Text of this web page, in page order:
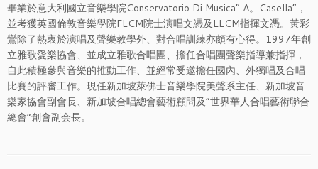
畢業於意大利國立音樂學院Conservatorio Di Musica” A。Casella”，
並考獲英國倫敦音樂學院FLCM院士演唱文憑及LLCM指揮文憑。黃彩
鸞除了熱衷於演唱及聲樂教學外、對合唱訓練亦頗有心得。1997年創
立雅歌愛樂協會、並成立雅歌合唱團、擔任合唱團聲樂指導兼指揮，
自此積極參與音樂的推動工作、並經常受邀擔任國內、外獨唱及合唱
比賽的評審工作。現任新加坡萊佛士音樂學院美聲系主任、新加坡音
樂家協會副會長、新加坡合唱總會藝術顧問及“世界華人合唱藝術聯合
總會”創會副会長。